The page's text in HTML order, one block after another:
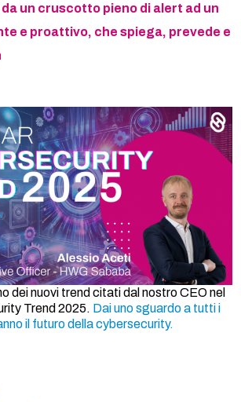
un cruscotto pieno di alert ad un
e proattivo, che spiega, prevede e
dei nuovi trend citati dal nostro CEO nel
Trend 2025. Dai uno sguardo a tutti i
il futuro della cybersecurity.